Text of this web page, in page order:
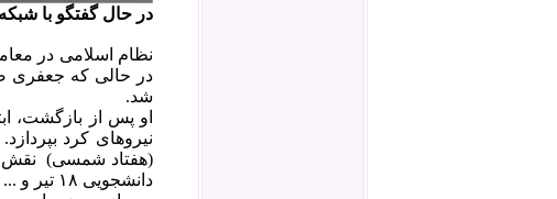
در حال گفتگو با
در حالی که جعفری
شد.
او پس از بازگشت،
(هفتاد شمسی) نقش
دانشجویی ۱۸ تیر و ... هم نقش داشته است.